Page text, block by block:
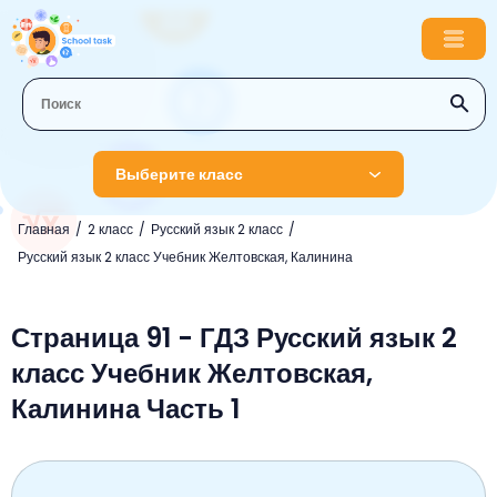
Выберите класс
Главная 2 класс
Русский язык 2 класс
Русский язык 2 класс Учебник Желтовская, Калинина
1 класс
Русский язык
Литературное чтение
Окружающий мир
Математика
Математика
Английский язык
Информатика
Литературное чтение
3 класс
Музыка
Окружающий мир
4 класс
Страница 91 - ГДЗ Русский язык 2
класс Учебник Желтовская,
Калинина Часть 1